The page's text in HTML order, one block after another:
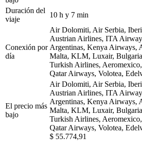
Duración del
viaje
10 h y 7 min
Conexión por
día
Air Dolomiti, Air Serbia,
Austrian Airlines, ITA
Argentinas, Kenya Airways,
Malta, KLM, Luxair,
Turkish Airlines,
Qatar Airways, Volotea,
El precio más
bajo
Air Dolomiti, Air Serbia,
Austrian Airlines, ITA
Argentinas, Kenya Airways,
Malta, KLM, Luxair,
Turkish Airlines,
Qatar Airways, Volotea,
$ 55.774,91